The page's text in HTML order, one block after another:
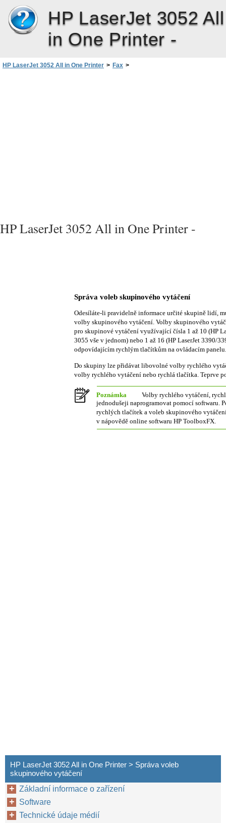
HP LaserJet 3052 All
in One Printer -
HP LaserJet 3052 All in One Printer > Fax >
HP LaserJet 3052 All in One Printer -
Správa voleb skupinového vytáčení
Odesíláte-li pravidelně informace určité skupině lidí,
volby skupinového vytáčení. Volby skupinového
pro skupinové vytáčení využívající čísla 1 až 10 (HP
3055 vše v jednom) nebo 1 až 16 (HP LaserJet 3390/
odpovídajícím rychlým tlačítkům na ovládacím panelu.
Do skupiny lze přidávat libovolné volby rychlého
volby rychlého vytáčení nebo rychlá tlačítka. Teprve
Poznámka
Volby rychlého vytáčení,
jednodušeji naprogramovat pomocí softwaru.
rychlých tlačítek a voleb skupinového
v nápovědě online softwaru HP ToolboxFX.
HP LaserJet 3052 All in One Printer > Správa voleb
skupinového vytáčení
Základní informace o zařízení
Software
Technické údaje médií